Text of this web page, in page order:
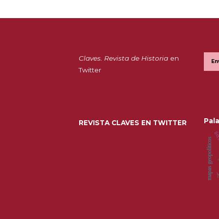
Claves. Revista de Historia en
Twitter
REVISTA CLAVES EN TWITTER
mapas geopolíticos